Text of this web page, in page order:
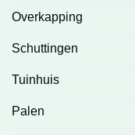
Overkapping
Schuttingen
Tuinhuis
Palen